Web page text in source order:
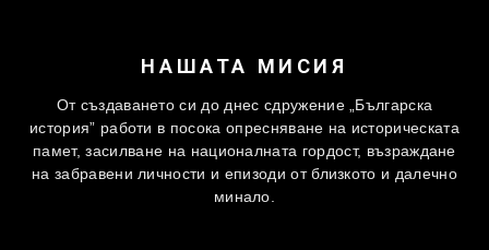
НАШАТА МИСИЯ
От създаването си до днес сдружение „Българска
история” работи в посока опресняване на историческата
памет, засилване на националната гордост, възраждане
на забравени личности и епизоди от близкото и далечно
минало.